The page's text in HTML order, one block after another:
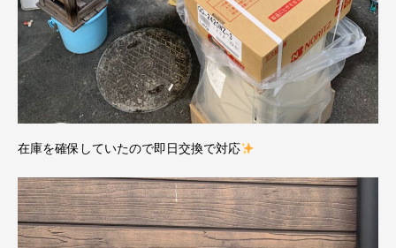
在庫を確保していたので即日交換で対応